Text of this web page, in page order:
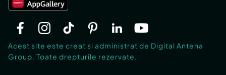
Acest site este creat si administrat de Digital Antena
Group. Toate drepturile rezervate.